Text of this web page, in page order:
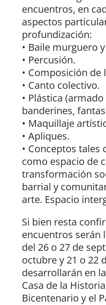
encuentros, en
aspectos
profundización:
• Baile murguero
• Percusión.
• Composición de
• Canto colectivo.
• Plástica
banderines,
• Maquillaje
• Apliques.
• Conceptos tales
como espacio de
transformación
barrial y
arte. Espacio
Si bien resta
encuentros serán
del 26 o 27 de
octubre y 21 o 22
desarrollarán en
Casa de la
Bicentenario y el